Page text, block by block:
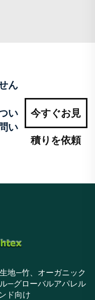
ん
い
い
今すぐお見
積りを依頼
地—竹、オーガニック
—グローバルアパレル
ド向け